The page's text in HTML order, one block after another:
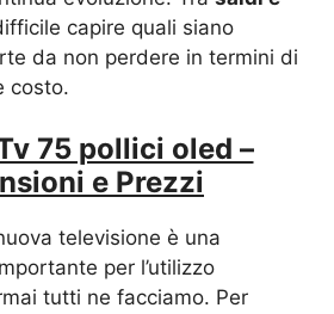
capire quali siano
da non perdere in termini di
costo.
75 pollici oled –
e Prezzi
televisione è una
per l’utilizzo
tutti ne facciamo. Per